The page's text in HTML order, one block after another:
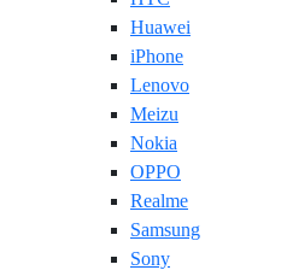
Huawei
iPhone
Lenovo
Meizu
Nokia
OPPO
Realme
Samsung
Sony